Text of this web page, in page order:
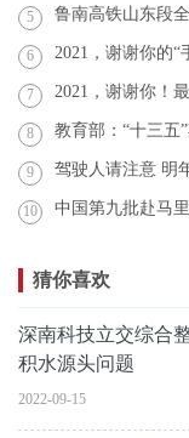
5 鲁南高铁山东段
6 2021，谢谢你的“
7 2021，谢谢你！
8 教育部：“十三五
9 驾驶人请注意 明
10 中国第九批赴马
猜你喜欢
深南科技立交综合整治工
积水源头问题
2022-09-15